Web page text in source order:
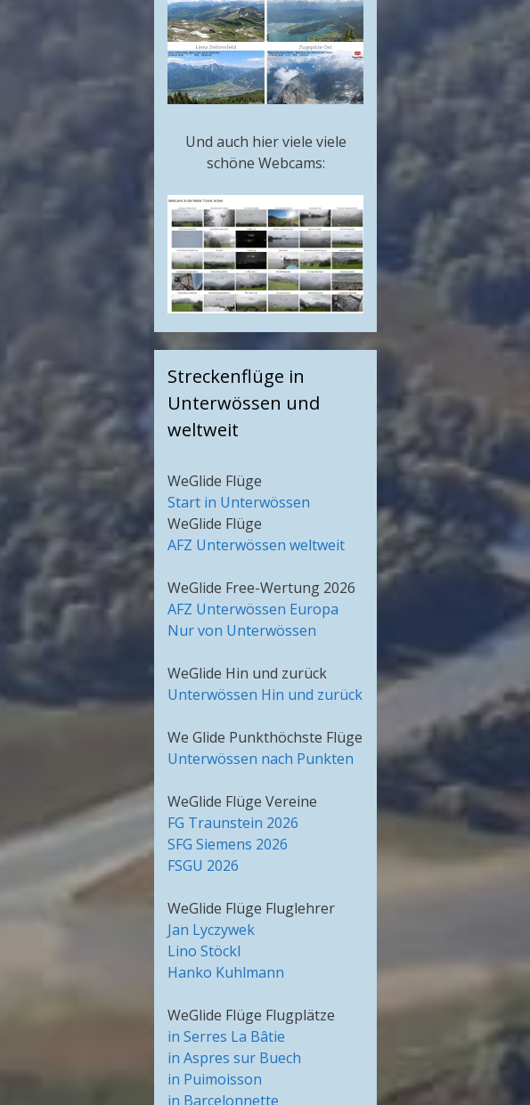
Und auch hier viele viele
schöne Webcams:
Streckenflüge in
Unterwössen und
weltweit
WeGlide Flüge
Start in Unterwössen
WeGlide Flüge
AFZ Unterwössen weltweit
WeGlide Free-Wertung 2026
AFZ Unterwössen Europa
Nur von Unterwössen
WeGlide Hin und zurück
Unterwössen Hin und zurück
We Glide Punkthöchste Flüge
Unterwössen nach Punkten
WeGlide Flüge Vereine
FG Traunstein 2026
SFG Siemens 2026
FSGU 2026
WeGlide Flüge Fluglehrer
Jan Lyczywek
Lino Stöckl
Hanko Kuhlmann
WeGlide Flüge Flugplätze
in Serres La Bâtie
in Aspres sur Buech
in Puimoisson
in Barcelonnette